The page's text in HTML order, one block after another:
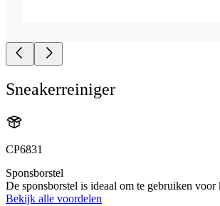
Sneakerreiniger
CP6831
Sponsborstel
De sponsborstel is ideaal om te gebruiken
Bekijk alle voordelen